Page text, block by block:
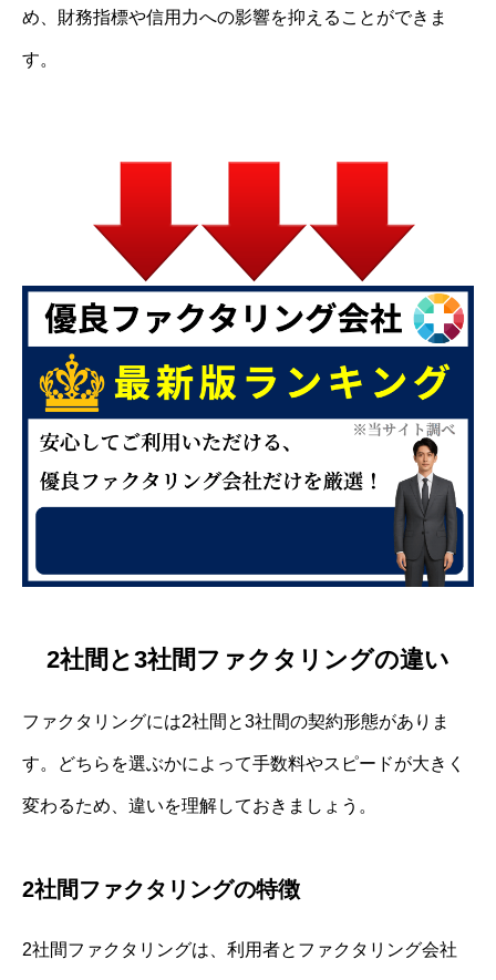
め、財務指標や信用力への影響を抑えることができま
す。
2社間と3社間ファクタリングの違い
ファクタリングには2社間と3社間の契約形態がありま
す。どちらを選ぶかによって手数料やスピードが大きく
変わるため、違いを理解しておきましょう。
2社間ファクタリングの特徴
2社間ファクタリングは、利用者とファクタリング会社